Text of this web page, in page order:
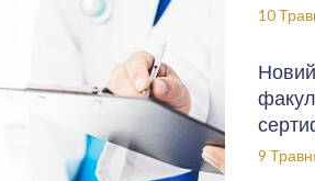
10
Новий
9